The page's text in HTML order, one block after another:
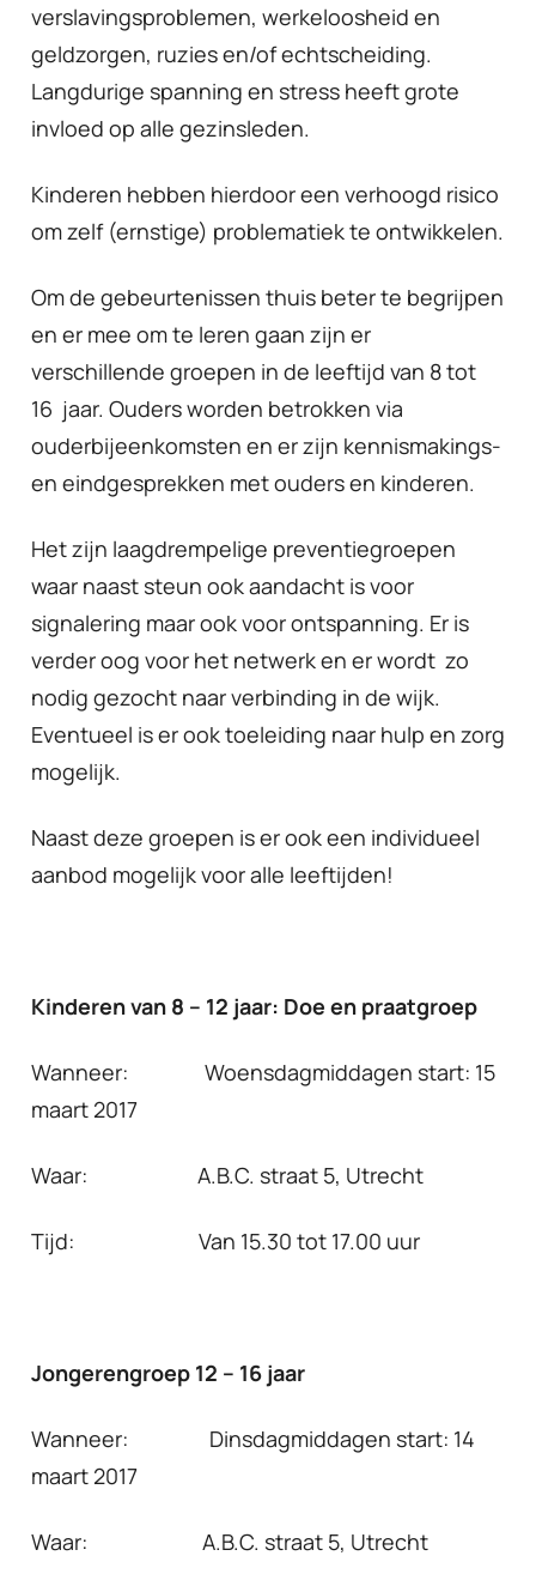
verslavingsproblemen, werkeloosheid en
geldzorgen, ruzies en/of echtscheiding.
Langdurige spanning en stress heeft grote
invloed op alle gezinsleden.
Kinderen hebben hierdoor een verhoogd risico
om zelf (ernstige) problematiek te ontwikkelen.
Om de gebeurtenissen thuis beter te begrijpen
en er mee om te leren gaan zijn er
verschillende groepen in de leeftijd van 8 tot
16 jaar. Ouders worden betrokken via
ouderbijeenkomsten en er zijn kennismakings-
en eindgesprekken met ouders en kinderen.
Het zijn laagdrempelige preventiegroepen
waar naast steun ook aandacht is voor
signalering maar ook voor ontspanning. Er is
verder oog voor het netwerk en er wordt zo
nodig gezocht naar verbinding in de wijk.
Eventueel is er ook toeleiding naar hulp en zorg
mogelijk.
Naast deze groepen is er ook een individueel
aanbod mogelijk voor alle leeftijden!
Kinderen van 8 – 12 jaar: Doe en praatgroep
Wanneer: Woensdagmiddagen start: 15
maart 2017
Waar: A.B.C. straat 5, Utrecht
Tijd: Van 15.30 tot 17.00 uur
Jongerengroep 12 – 16 jaar
Wanneer: Dinsdagmiddagen start: 14
maart 2017
Waar: A.B.C. straat 5, Utrecht